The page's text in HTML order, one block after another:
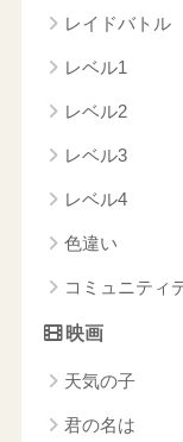
レイドバトル
レベル1
レベル2
レベル3
レベル4
色違い
コミュニティ
映画
天気の子
君の名は